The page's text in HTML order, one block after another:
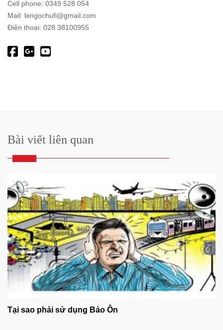
Cell phone: 0349 528 054
Mail: lengochufi@gmail.com
Điện thoại: 028 38100955
Bài viết liên quan
Tại sao phải sử dụng Bảo Ôn